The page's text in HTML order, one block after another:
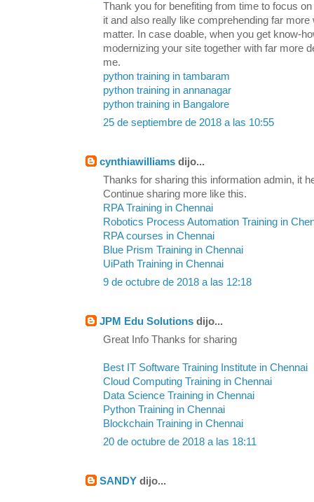
Thank you for benefiting from time to focus
it and also really like comprehending far
matter. In case doable, when you get know-
modernizing your site together with far more
me.
python training in tambaram
python training in annanagar
python training in Bangalore
25 de septiembre de 2018 a las 10:55
cynthiawilliams dijo...
Thanks for sharing this information admin, it
Continue sharing more like this.
RPA Training in Chennai
Robotics Process Automation Training in
RPA courses in Chennai
Blue Prism Training in Chennai
UiPath Training in Chennai
9 de octubre de 2018 a las 12:18
JPM Edu Solutions dijo...
Great Info Thanks for sharing
Best IT Software Training Institute in Chennai
Cloud Computing Training in Chennai
Data Science Training in Chennai
Python Training in Chennai
Blockchain Training in Chennai
20 de octubre de 2018 a las 18:11
SANDY dijo...